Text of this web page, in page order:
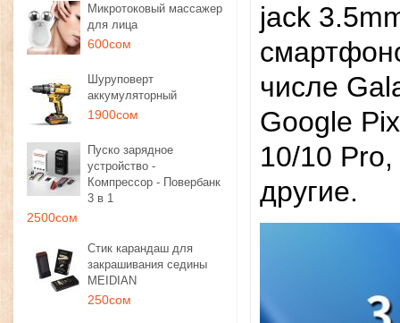
Микротоковый массажер
для лица
600сом
Шуруповерт
аккумуляторный
1900сом
Пуско зарядное
устройство -
Компрессор - Повербанк
3 в 1
2500сом
Стик карандаш для
закрашивания седины
MEIDIAN
250сом
jack
числе
Google
10/10
другие.